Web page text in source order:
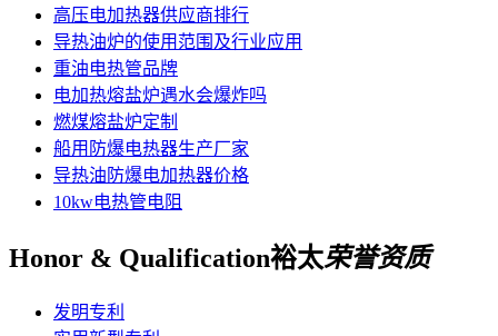
高压电加热器供应商排行
导热油炉的使用范围及行业应用
重油电热管品牌
电加热熔盐炉遇水会爆炸吗
燃煤熔盐炉定制
船用防爆电热器生产厂家
导热油防爆电加热器价格
10kw电热管电阻
Honor & Qualification裕太荣誉资质
发明专利